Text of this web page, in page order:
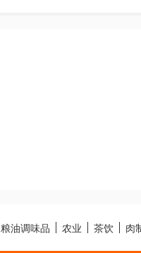
粮油调味品 农业 茶饮 肉